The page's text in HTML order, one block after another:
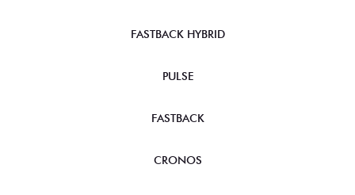
FASTBACK HYBRID
PULSE
FASTBACK
CRONOS